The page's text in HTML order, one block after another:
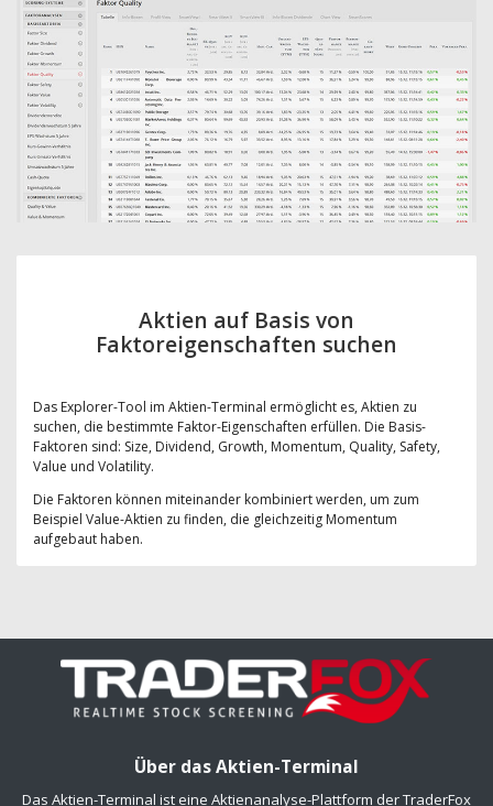
Aktien auf Basis von
Faktoreigenschaften suchen
Das Explorer-Tool im Aktien-Terminal ermöglicht es, Aktien zu
suchen, die bestimmte Faktor-Eigenschaften erfüllen. Die Basis-
Faktoren sind: Size, Dividend, Growth, Momentum, Quality, Safety,
Value und Volatility.
Die Faktoren können miteinander kombiniert werden, um zum
Beispiel Value-Aktien zu finden, die gleichzeitig Momentum
aufgebaut haben.
Über das Aktien-Terminal
Das Aktien-Terminal ist eine Aktienanalyse-Plattform der TraderFox